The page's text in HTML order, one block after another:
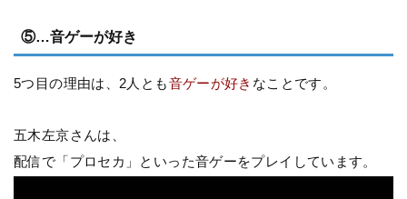
⑤…音ゲーが好き
5つ目の理由は、2人とも音ゲーが好き なことです。
五木左京さんは、
配信で「プロセカ」といった音ゲーをプレイしています。